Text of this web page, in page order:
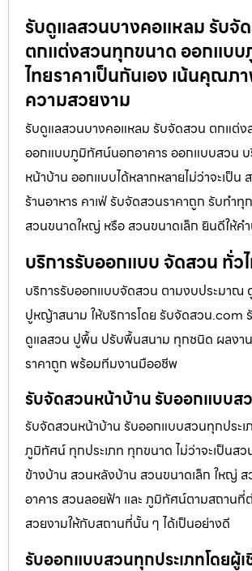
รับดูแลสวนบางคอแหลม รับจั
ตกแต่งสวนทุกขนาด ออกแบ
ไทยราคาเป็นกันเอง เน้นคุณภ
ความสวยงาม
รับดูแลสวนบางคอแหลม รับจัดสวน ตกแต่
ออกแบบภูมิทัศน์นอกอาคาร ออกแบบสวน
หน้าบ้าน ออกแบบได้หลากหลายไม่ว่าจะเป็น
ร้านอาหาร คาเฟ่ รับจัดสวนราคาถูก รับทำ
สวนขนาดใหญ่ หรือ สวนขนาดเล็ก ยินดีให้ค
บริการรับออกแบบ จัดสวน ทั่ว
บริการรับออกแบบจัดสวน ตามงบประมาณ
ปูหญ้าสนาม ให้บริการโดย รับจัดสวน.com
ดูแลสวน ปูพื้น ปรับพื้นสนาม ทุกชนิด ผลงา
ราคาถูก พร้อมทีมงานมืออชีพ
รับจัดสวนหน้าบ้าน รับออกแบบส
รับจัดสวนหน้าบ้าน รับออกแบบสวนทุกประเ
ภูมิทัศน์ ทุกประเภท ทุกขนาด ไม่ว่าจะเป็นส
ข้างบ้าน สวนหลังบ้าน สวนขนาดเล็ก ใหญ่
อาคาร สวนลอยฟ้า และ ภูมิทัศน์ตามสถานที่
สวยงามให้กับสถานที่นั้น ๆ ได้เป็นอย่างดี
รับออกแบบสวนทุกประเภทโดยผู้